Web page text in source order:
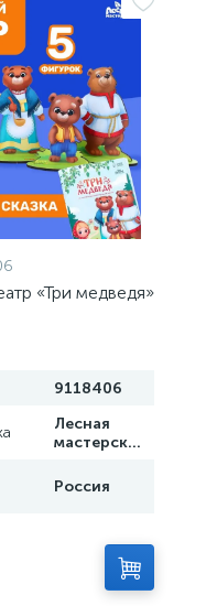
«Три медведя»
9118406
Лесная
мастерская
Россия